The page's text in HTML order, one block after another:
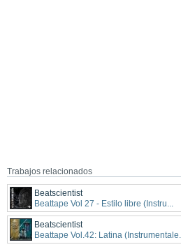
Trabajos relacionados
Beatscientist
Beattape Vol 27 - Estilo libre (Instru...
Beatscientist
Beattape Vol.42: Latina (Instrumentale...